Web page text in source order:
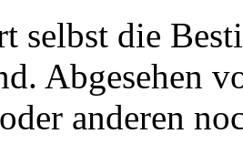
selbst die
Abgesehen
anderen